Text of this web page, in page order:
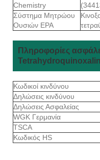
Chemistry
Σύστημα Μητρώου
Ουσιών EPA
Πληροφορίες
Κωδικοί κινδύνου
Δηλώσεις κινδύνου
Δηλώσεις Ασφαλείας
WGK Γερμανία
TSCA
Κωδικός HS